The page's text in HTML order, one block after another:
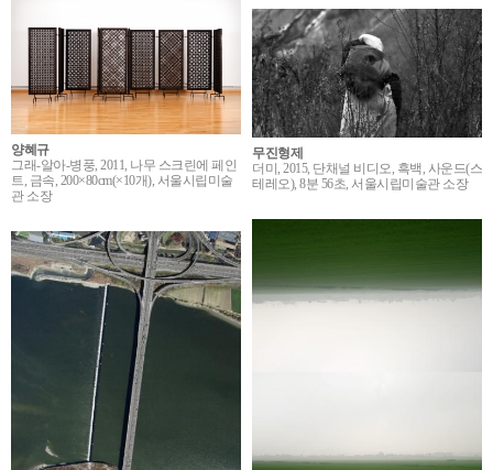
양혜규
그래-알아-병풍, 2011, 나무 스크린에 페인
트, 금속, 200×80cm(×10개), 서울시립미술
관 소장
무진형제
더미, 2015, 단채널 비디오, 흑백, 사운드(스
테레오), 8분 56초, 서울시립미술관 소장